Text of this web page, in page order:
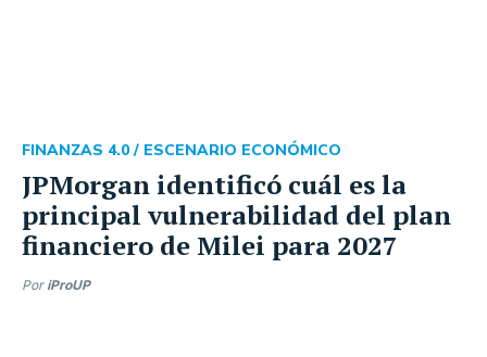
JPMorgan identificó cuál es la
principal vulnerabilidad del plan
financiero de Milei para 2027
FINANZAS 4.0 / ESCENARIO ECONÓMICO
Por iProUP